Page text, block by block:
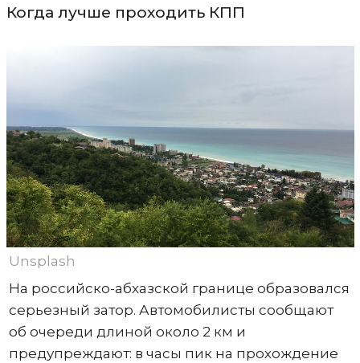
Когда лучше проходить КПП
Unsplash
На российско-абхазской границе образовался
серьезный затор. Автомобилисты сообщают
об очереди длиной около 2 км и
предупреждают: в часы пик на прохождение